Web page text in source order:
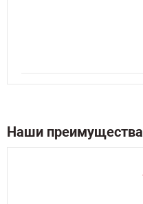
Наши преимущества